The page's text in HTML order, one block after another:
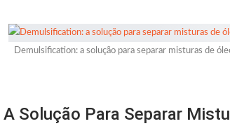
Demulsification: a solução para separar misturas de
Solução Para Separar